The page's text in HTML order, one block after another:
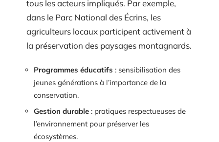
tous les acteurs impliqués. Par exemple,
dans le Parc National des Écrins, les
agriculteurs locaux participent activement à
la préservation des paysages montagnards.
Programmes éducatifs : sensibilisation des
jeunes générations à l’importance de la
conservation.
Gestion durable : pratiques respectueuses de
l’environnement pour préserver les
écosystèmes.